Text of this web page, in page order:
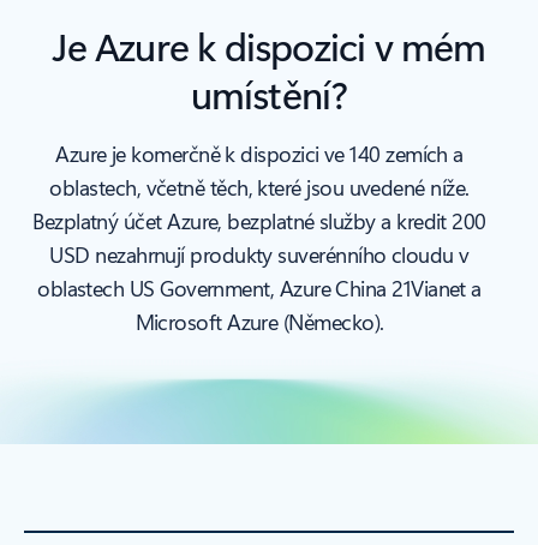
Je Azure k dispozici v mém
umístění?
Azure je komerčně k dispozici ve 140 zemích a
oblastech, včetně těch, které jsou uvedené níže.
Bezplatný účet Azure, bezplatné služby a kredit 200
USD nezahrnují produkty suverénního cloudu v
oblastech US Government, Azure China 21Vianet a
Microsoft Azure (Německo).